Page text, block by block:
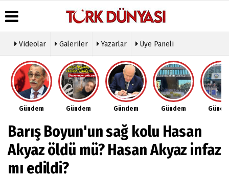
Üye Paneli
Haber
Arşivi
Gazete
Arşivi
Günün
Haberleri
Hava
Durumu
Gazete
Manşetleri
Anketler
Biyografiler
Köşe
Yazarları
Video
Galeri
Foto
Etkinlikler
Künye
İletişim
Çerez
Politikası
Videolar Galeriler Yazarlar Üye Paneli
Gündem Gündem Gündem Gündem
Barış Boyun'un sağ kolu Hasan
Akyaz öldü mü? Hasan Akyaz infaz
mı edildi?